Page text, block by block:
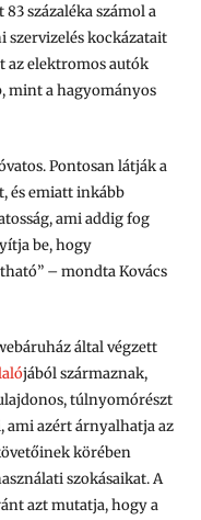
százaléka számol a
szervizelés kockázatait
az elektromos autók
mint a hagyományos
Pontosan látják a
és emiatt inkább
ami addig fog
be, hogy
– mondta Kovács
által végzett
jából származnak,
túlnyomórészt
azért árnyalhatja az
körében
szokásaikat. A
azt mutatja, hogy a